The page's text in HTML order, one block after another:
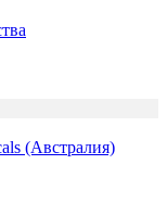
(Австралия)